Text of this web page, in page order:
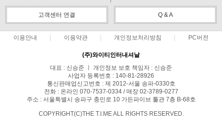
고객센터 연결 Q & A
이용안내 이용약관 개인정보처리방침 PC버전
(주)와이티인터내셔날
대표 : 신승준 ㅣ 개인정보 보호 책임자 : 신승준
사업자 등록번호 : 140-81-28926
통신판매업신고번호 : 제 2012-서울 송파-0330호
전화 : 온라인 070-7537-0334 / 매장 02-3789-0277
주소 : 서울특별시 송파구 충민로 10 가든파이브 툴관 7층 B-68호
COPYRIGHT(C)THE T.I.ME ALL RIGHTS RESERVED.